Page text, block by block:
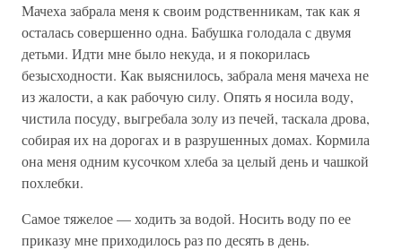
Мачеха забрала меня к своим родственникам, так как я
осталась совершенно одна. Бабушка голодала с двумя
детьми. Идти мне было некуда, и я покорилась
безысходности. Как выяснилось, забрала меня мачеха не
из жалости, а как рабочую силу. Опять я носила воду,
чистила посуду, выгребала золу из печей, таскала дрова,
собирая их на дорогах и в разрушенных домах. Кормила
она меня одним кусочком хлеба за целый день и чашкой
похлебки.
Самое тяжелое — ходить за водой. Носить воду по ее
приказу мне приходилось раз по десять в день.